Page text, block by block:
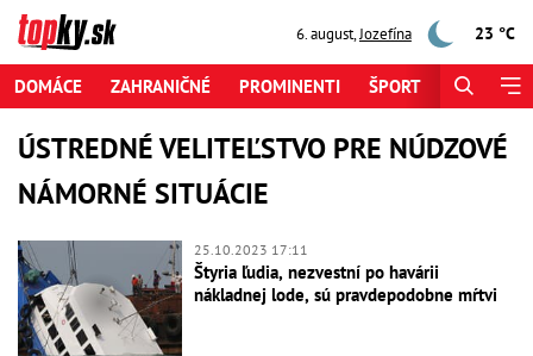
6. august,Jozefína 23 °C
DOMÁCE ZAHRANIČNÉ PROMINENTI ŠPORT
ÚSTREDNÉ VELITEĽSTVO PRE NÚDZOVÉ
NÁMORNÉ SITUÁCIE
25.10.2023 17:11
Štyria ľudia, nezvestní po havárii
nákladnej lode, sú pravdepodobne mŕtvi